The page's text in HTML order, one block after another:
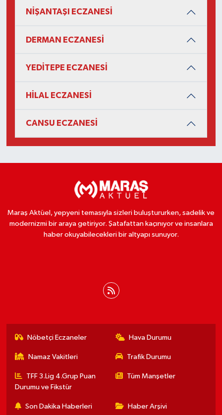
NİŞANTAŞI ECZANESİ
DERMAN ECZANESİ
YEDİTEPE ECZANESİ
HİLAL ECZANESİ
CANSU ECZANESİ
Maraş Aktüel, yepyeni temasıyla sizleri buluştururken, sadelik ve
modernizmi bir araya getiriyor. Şatafattan kaçınıyor ve insanlara
haber okuyabilecekleri bir altyapı sunuyor.
Nöbetçi Eczaneler Hava Durumu
Namaz Vakitleri Trafik Durumu
TFF 3.Lig 4.Grup Puan
Durumu ve Fikstür
Tüm Manşetler
Son Dakika Haberleri Haber Arşivi